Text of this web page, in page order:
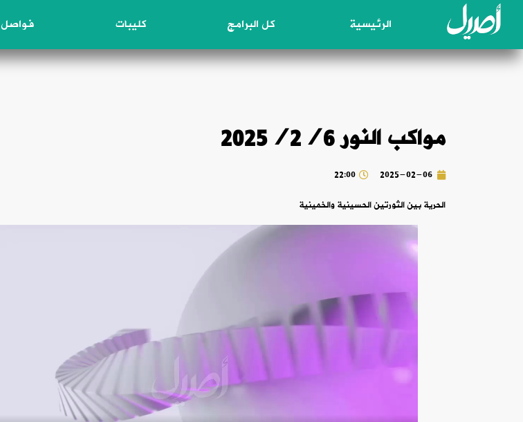
الرئيسية كل البرامج كليبات فواصل
مواكب النور 2025/2/6
2025-02-06
22:00
الحرية بين الثورتين الحسينية والخمينية